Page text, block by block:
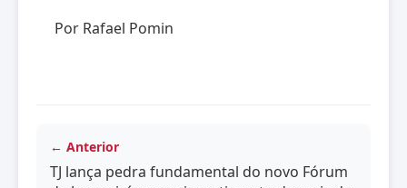
Por Rafael Pomin
← Anterior
TJ lança pedra fundamental do novo Fórum